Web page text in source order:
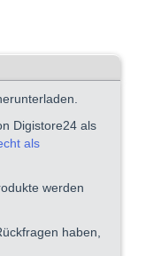
Digistore24 als
als
werden
haben,